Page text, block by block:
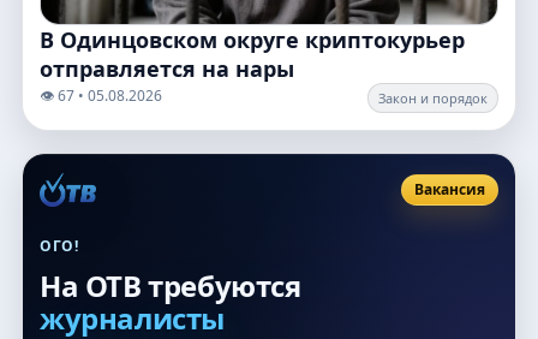
В Одинцовском округе криптокурьер
отправляется на нары
👁️ 67 • 05.08.2026 Закон и порядок
Вакансия
ОГО!
На ОТВ требуются
журналисты